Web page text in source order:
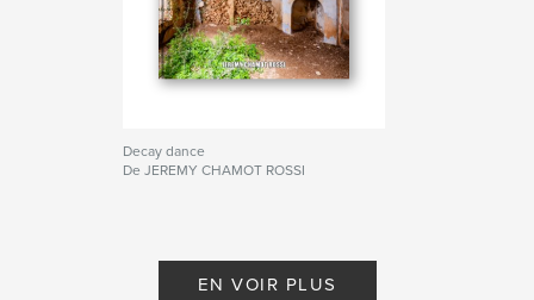
Decay dance
De JEREMY CHAMOT ROSSI
EN VOIR PLUS